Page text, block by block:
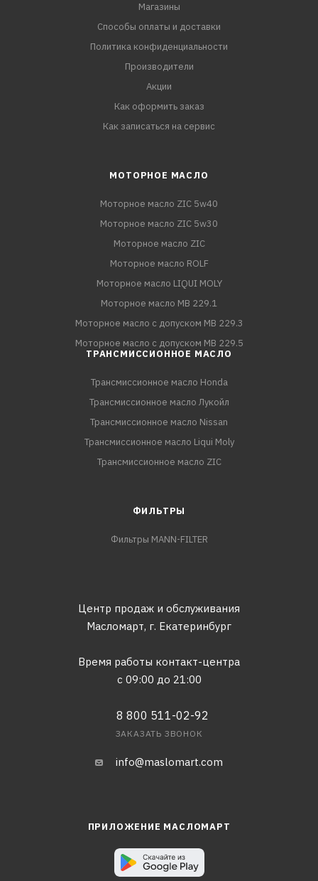
Магазины
Способы оплаты и доставки
Политика конфиденциальности
Производители
Акции
Как оформить заказ
Как записаться на сервис
МОТОРНОЕ МАСЛО
Моторное масло ZIC 5w40
Моторное масло ZIC 5w30
Моторное масло ZIC
Моторное масло ROLF
Моторное масло LIQUI MOLY
Моторное масло MB 229.1
Моторное масло с допуском MB 229.3
Моторное масло с допуском MB 229.5
ТРАНСМИССИОННОЕ МАСЛО
Трансмиссионное масло Honda
Трансмиссионное масло Лукойл
Трансмиссионное масло Nissan
Трансмиссионное масло Liqui Moly
Трансмиссионное масло ZIC
ФИЛЬТРЫ
Фильтры MANN-FILTER
Центр продаж и обслуживания
Масломарт, г. Екатеринбург
Время работы контакт-центра
с 09:00 до 21:00
8 800 511-02-92
ЗАКАЗАТЬ ЗВОНОК
info@maslomart.com
ПРИЛОЖЕНИЕ МАСЛОМАРТ